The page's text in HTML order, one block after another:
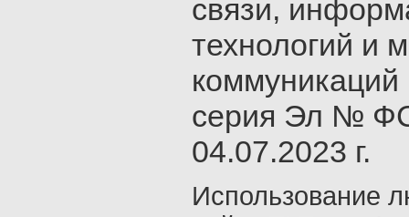
связи,
технологий и
серия Эл №
04.07.2023 г.
Использование